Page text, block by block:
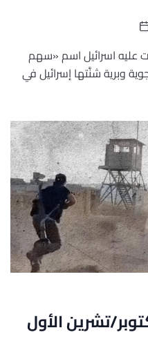
عليه اسرائيل اسم «سهم
وبرية شنَّتها إسرائيل في